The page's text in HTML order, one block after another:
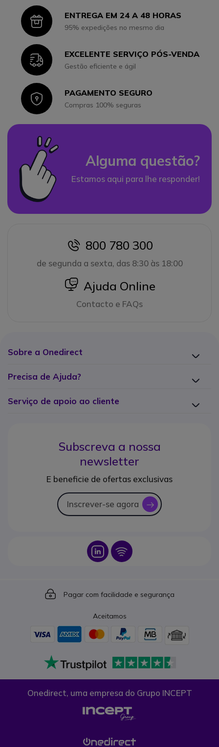
IconENTREGA EM 24 A 48 HORAS
95% expedições no mesmo dia
IconEXCELENTE SERVIÇO PÓS-VENDA
Gestão eficiente e ágil
IconPAGAMENTO SEGURO
Compras 100% seguras
Alguma questão?
Estamos aqui para lhe responder!
icon
800 780 300
de segunda a sexta, das 8:30 às 18:00
icon
Ajuda Online
Contacto e FAQs
Sobre a Onedirect
Precisa de Ajuda?
Serviço de apoio ao cliente
Subscreva a nossa
newsletter
E beneficie de ofertas exclusivas
Inscrever-se agora icon
Icon Icon
Icon
Pagar com facilidade e segurança
Aceitamos
Onedirect, uma empresa do Grupo INCEPT